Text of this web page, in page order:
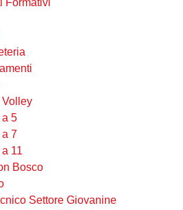
Formativi
5
7
11
Bosco
Settore Giovanine